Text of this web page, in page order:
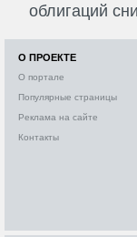
облигаций
О ПРОЕКТЕ
О портале
Популярные страницы
Реклама на сайте
Контакты